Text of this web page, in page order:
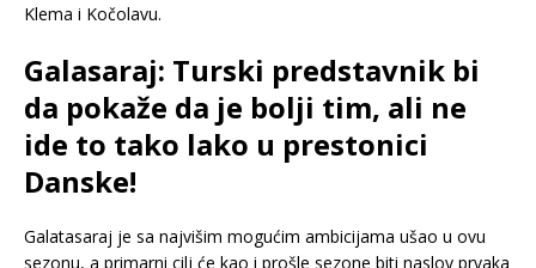
Klema i Kočolavu.
Galasaraj: Turski predstavnik bi
da pokaže da je bolji tim, ali ne
ide to tako lako u prestonici
Danske!
Galatasaraj je sa najvišim mogućim ambicijama ušao u ovu
sezonu, a primarni cilj će kao i prošle sezone biti naslov prvaka